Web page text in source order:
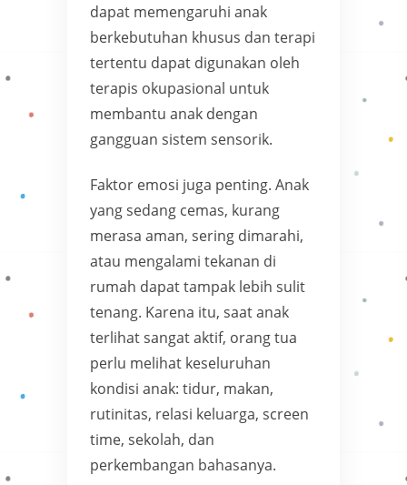
dapat memengaruhi anak
berkebutuhan khusus dan terapi
tertentu dapat digunakan oleh
terapis okupasional untuk
membantu anak dengan
gangguan sistem sensorik.
Faktor emosi juga penting. Anak
yang sedang cemas, kurang
merasa aman, sering dimarahi,
atau mengalami tekanan di
rumah dapat tampak lebih sulit
tenang. Karena itu, saat anak
terlihat sangat aktif, orang tua
perlu melihat keseluruhan
kondisi anak: tidur, makan,
rutinitas, relasi keluarga, screen
time, sekolah, dan
perkembangan bahasanya.